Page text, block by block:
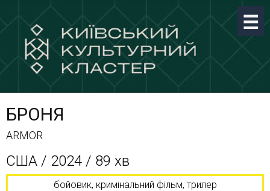
БРОНЯ
ARMOR
США / 2024 / 89 хв
бойовик, кримінальний фільм, трилер